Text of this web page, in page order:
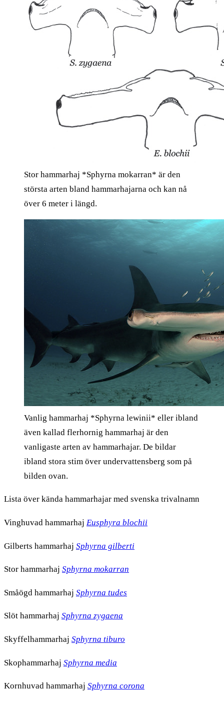
Stor hammarhaj *Sphyrna mokarran* är den
största arten bland hammarhajarna och kan nå
över 6 meter i längd.
Vanlig hammarhaj *Sphyrna lewinii* eller ibland
även kallad flerhornig hammarhaj är den
vanligaste arten av hammarhajar. De bildar
ibland stora stim över undervattensberg som på
bilden ovan.
Lista över kända hammarhajar med svenska trivalnamn
Vinghuvad hammarhaj Eusphyra blochii
Gilberts hammarhaj Sphyrna gilberti
Stor hammarhaj Sphyrna mokarran
Småögd hammarhaj Sphyrna tudes
Slöt hammarhaj Sphyrna zygaena
Skyffelhammarhaj Sphyrna tiburo
Skophammarhaj Sphyrna media
Kornhuvad hammarhaj Sphyrna corona